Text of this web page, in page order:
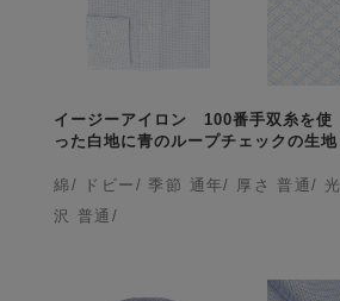
イージーアイロン 100番手双糸を使
った白地に青のループチェックの生地
綿/ ドビー/ 季節 通年/ 厚さ 普通/ 光
沢 普通/